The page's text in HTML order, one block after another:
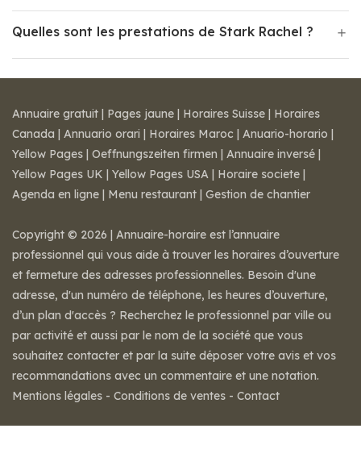
Quelles sont les prestations de Stark Rachel ?
Annuaire gratuit | Pages jaune | Horaires Suisse | Horaires
Canada | Annuario orari | Horaires Maroc | Anuario-horario |
Yellow Pages | Oeffnungszeiten firmen | Annuaire inversé |
Yellow Pages UK | Yellow Pages USA | Horaire societe |
Agenda en ligne | Menu restaurant | Gestion de chantier
Copyright © 2026 | Annuaire-horaire est l’annuaire
professionnel qui vous aide à trouver les horaires d’ouverture
et fermeture des adresses professionnelles. Besoin d'une
adresse, d'un numéro de téléphone, les heures d’ouverture,
d’un plan d'accès ? Recherchez le professionnel par ville ou
par activité et aussi par le nom de la société que vous
souhaitez contacter et par la suite déposer votre avis et vos
recommandations avec un commentaire et une notation.
Mentions légales - Conditions de ventes - Contact